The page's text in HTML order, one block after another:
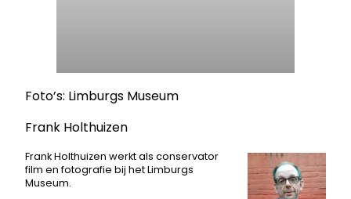
Foto’s: Limburgs Museum
Frank Holthuizen
Frank Holthuizen werkt als conservator
film en fotografie bij het Limburgs
Museum.